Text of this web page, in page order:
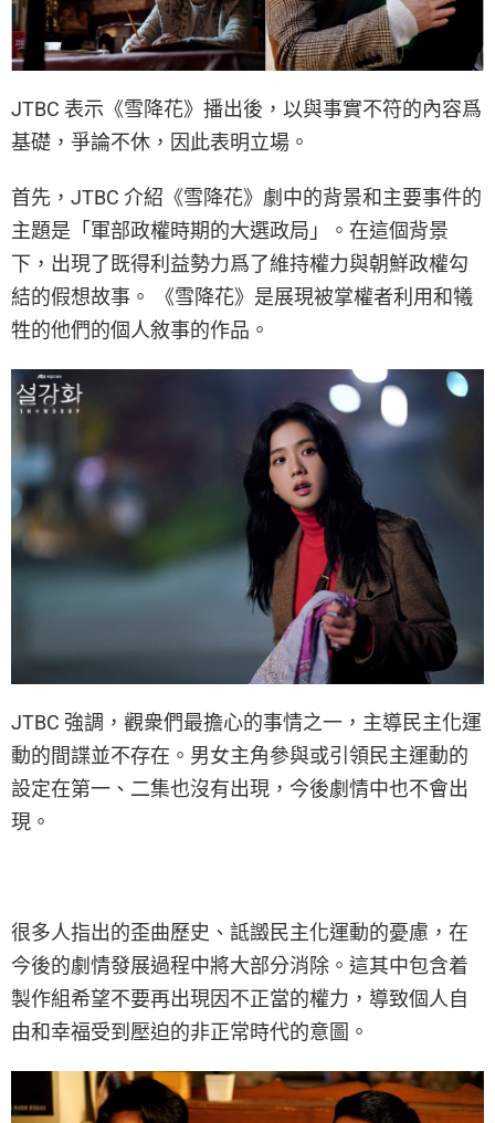
JTBC 表示《雪降花》播出後，以與事實不符的內容爲
基礎，爭論不休，因此表明立場。
首先，JTBC 介紹《雪降花》劇中的背景和主要事件的
主題是「軍部政權時期的大選政局」。在這個背景
下，出現了既得利益勢力爲了維持權力與朝鮮政權勾
結的假想故事。 《雪降花》是展現被掌權者利用和犧
牲的他們的個人敘事的作品。
JTBC 強調，觀衆們最擔心的事情之一，主導民主化運
動的間諜並不存在。男女主角參與或引領民主運動的
設定在第一、二集也沒有出現，今後劇情中也不會出
現。
很多人指出的歪曲歷史、詆譭民主化運動的憂慮，在
今後的劇情發展過程中將大部分消除。這其中包含着
製作組希望不要再出現因不正當的權力，導致個人自
由和幸福受到壓迫的非正常時代的意圖。